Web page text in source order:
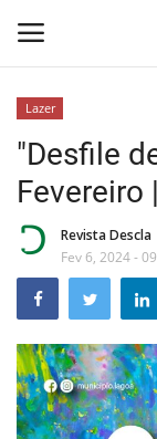
Home
...by Descla
Desporto
Contactos
Sobre Nós
Lazer
"Desfile
Fevereiro
Revista Descla
Fev 6, 2024 -